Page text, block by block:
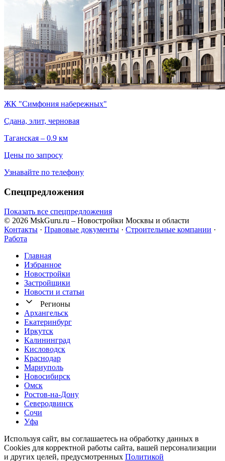
ЖК "Симфония набережных"
Сдана, элит, черновая
Таганская – 0.9 км
Цены по запросу
Узнавайте по телефону
Спецпредложения
Показать все спецпредложения
© 2026 MskGuru.ru – Новостройки Москвы и области
Контакты · Правовые документы · Строительные компании ·
Работа
Главная
Избранное
Новостр ойки
Застройщики
Новости и статьи
Регионы
Архангельск
Екатеринбург
Иркутск
Калининград
Кисловодск
Краснодар
Мариуполь
Новосибирск
Омск
Ростов-на-Дону
Северодвинск
Сочи
Уфа
Используя сайт, вы соглашаетесь на обработку данных в
Cookies для корректной работы сайта, вашей персонализации
и других целей, предусмотренных Политикой